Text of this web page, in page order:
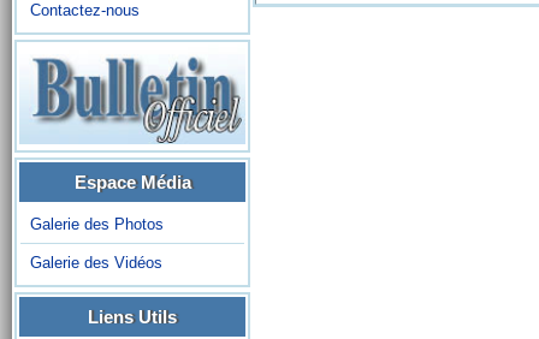
Contactez-nous
Espace Média
Galerie des Photos
Galerie des Vidéos
Liens Utils